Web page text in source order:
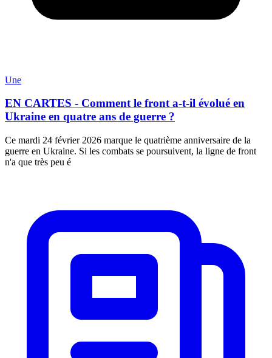
Une
EN CARTES - Comment le front a-t-il évolué en
Ukraine en quatre ans de guerre ?
Ce mardi 24 février 2026 marque le quatrième anniversaire de la
guerre en Ukraine. Si les combats se poursuivent, la ligne de front
n'a que très peu é